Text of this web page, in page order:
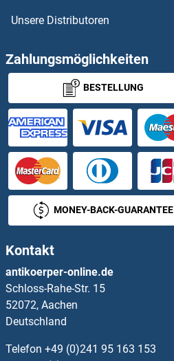
PITPNC1 Antikörper
PITPNM1 Antikörper
PITPNM2 Antikörper
PITRM1 Antikörper
PITX1 Antikörper
PITX2 Antikörper
PITX3 Antikörper
PIWIL1 Antikörper
PIWIL2 Antikörper
PIWIL3 Antikörper
Unsere Distributoren
Zahlungsmöglichkeiten
BESTELLUNG
MONEY-BACK-GUARANTEE
Kontakt
antikoerper-online.de
Schloss-Rahe-Str. 15
52072, Aachen
Deutschland
Telefon +49 (0)241 95 163 153